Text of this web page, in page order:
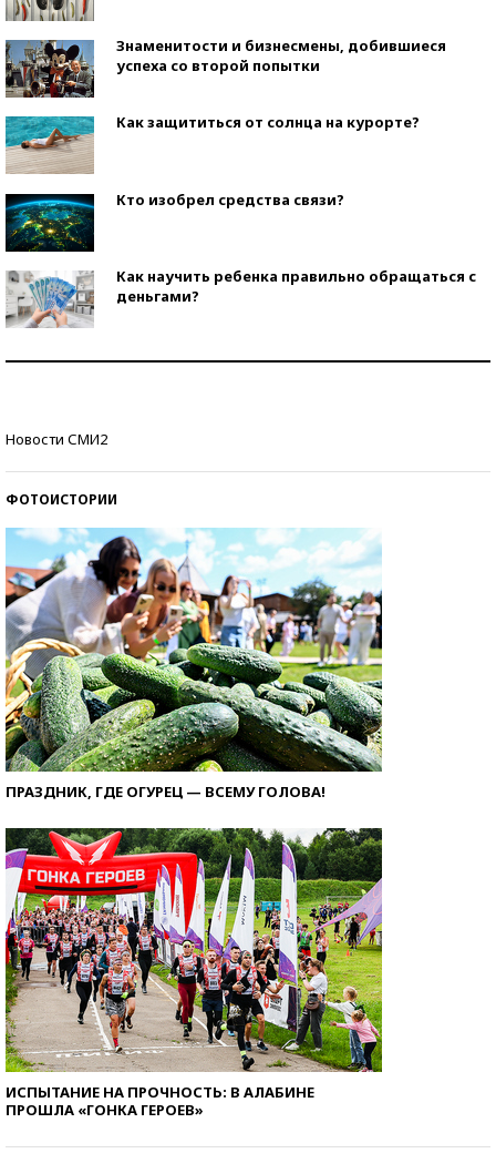
Знаменитости и бизнесмены, добившиеся
успеха со второй попытки
Как защититься от солнца на курорте?
Кто изобрел средства связи?
Как научить ребенка правильно обращаться с
деньгами?
Новости СМИ2
ФОТОИСТОРИИ
ПРАЗДНИК, ГДЕ ОГУРЕЦ — ВСЕМУ ГОЛОВА!
ИСПЫТАНИЕ НА ПРОЧНОСТЬ: В АЛАБИНЕ
ПРОШЛА «ГОНКА ГЕРОЕВ»